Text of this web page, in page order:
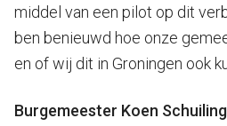
middel van een pilot op dit
ben benieuwd hoe onze
en of wij dit in Groningen ook
Burgemeester Koen